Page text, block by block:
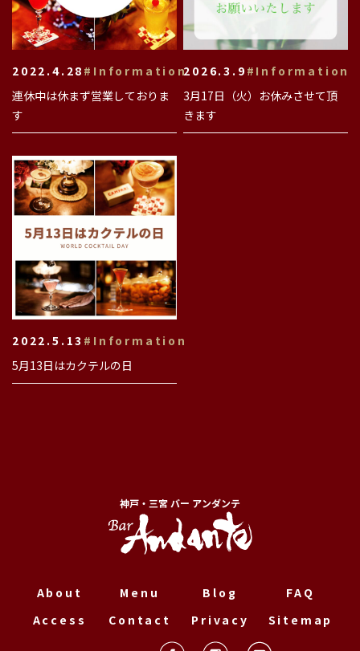
2022.4.28 #Information
連休中は休まず営業しておりま
す
2026.3.9 #Information
3月17日（火）お休みさせて頂
きます
2022.5.13 #Information
5月13日はカクテルの日
神戸・三宮 バー アンダンテ
About Menu Blog
FAQ
Access
Contact Privacy Sitemap